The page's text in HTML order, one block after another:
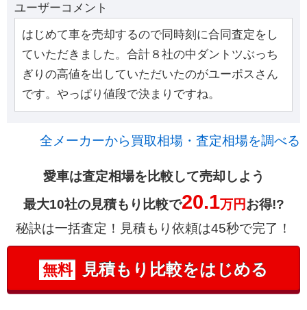
ユーザーコメント
はじめて車を売却するので同時刻に合同査定をし
ていただきました。合計８社の中ダントツぶっち
ぎりの高値を出していただいたのがユーポスさん
です。やっぱり値段で決まりですね。
全メーカーから買取相場・査定相場を調べる
愛車は査定相場を比較して売却しよう
最大10社の見積もり比較で20.1万円お得!?
秘訣は一括査定！見積もり依頼は45秒で完了！
無料 見積もり比較をはじめる